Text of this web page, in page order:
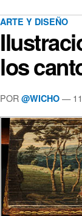
ARTE Y DISEÑO
los
POR @WICHO —